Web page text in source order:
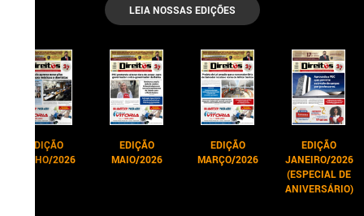
LEIA NOSSAS EDIÇÕES
EDIÇÃO
JUNHO/2026
EDIÇÃO
MAIO/2026
EDIÇÃO
MARÇO/2026
EDIÇÃO
JANEIRO/2026
(ESPECIAL DE
ANIVERSÁRIO)